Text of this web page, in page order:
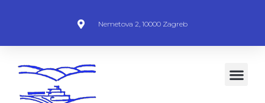
Nemetova 2, 10000 Zagreb